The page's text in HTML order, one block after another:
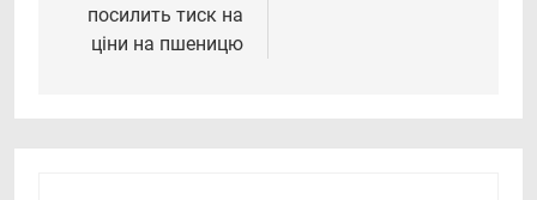
посилить тиск на
ціни на пшеницю